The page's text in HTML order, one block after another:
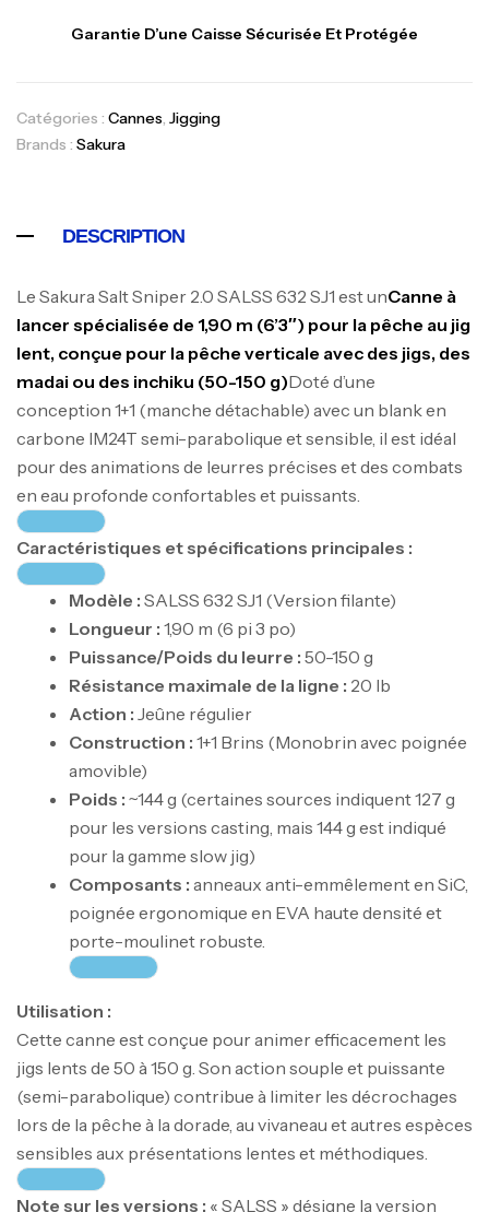
Garantie D’une Caisse Sécurisée Et Protégée
Catégories : Cannes, Jigging
Brands : Sakura
DESCRIPTION
Le Sakura Salt Sniper 2.0 SALSS 632 SJ1 est unCanne à
lancer spécialisée de 1,90 m (6’3″) pour la pêche au jig
lent, conçue pour la pêche verticale avec des jigs, des
madai ou des inchiku (50-150 g)Doté d’une
conception 1+1 (manche détachable) avec un blank en
carbone IM24T semi-parabolique et sensible, il est idéal
pour des animations de leurres précises et des combats
en eau profonde confortables et puissants.
Caractéristiques et spécifications principales :
Modèle : SALSS 632 SJ1 (Version filante)
Longueur : 1,90 m (6 pi 3 po)
Puissance/Poids du leurre : 50-150 g
Résistance maximale de la ligne : 20 lb
Action : Jeûne régulier
Construction : 1+1 Brins (Monobrin avec poignée
amovible)
Poids : ~144 g (certaines sources indiquent 127 g
pour les versions casting, mais 144 g est indiqué
pour la gamme slow jig)
Composants : anneaux anti-emmêlement en SiC,
poignée ergonomique en EVA haute densité et
porte-moulinet robuste.
Utilisation :
Cette canne est conçue pour animer efficacement les
jigs lents de 50 à 150 g. Son action souple et puissante
(semi-parabolique) contribue à limiter les décrochages
lors de la pêche à la dorade, au vivaneau et autres espèces
sensibles aux présentations lentes et méthodiques.
Note sur les versions : « SALSS » désigne la version
Canne Jigging Sunset Massive Attack
1.83m 120/250gr 30kg
Cannes ,Jigging
د.ت379,000
د.ت340,000
Foureau Kalli Kunnan Funda 1.70m